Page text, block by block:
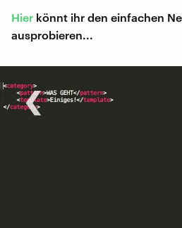
Hier könnt ihr den einfachen
ausprobieren...
‹